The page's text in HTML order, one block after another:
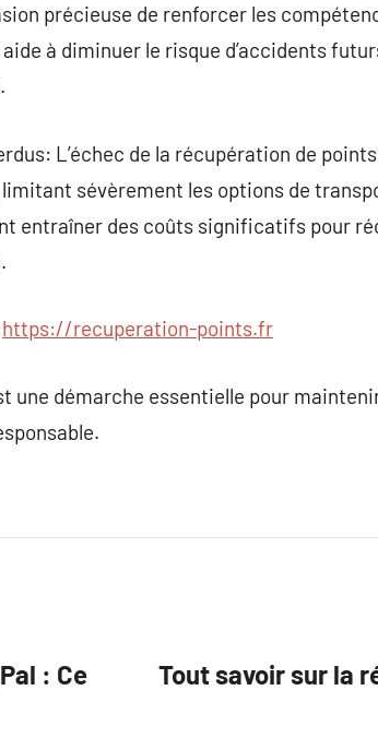
précieuse de renforcer les
à diminuer le risque d’accidents
L’échec de la récupération de
sévèrement les options de
entraîner des coûts significatifs pour
https://recuperation-points.fr
une démarche essentielle pour
: Ce
Tout savoir sur la